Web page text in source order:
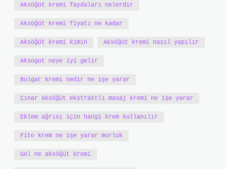
Aksöğüt kremi faydaları nelerdir
Aksöğüt kremi fiyatı ne kadar
Aksöğüt kremi kimin Aksöğüt kremi nasıl yapılır
Aksogut neye iyi gelir
Bulgar kremi nedir ne işe yarar
Çınar aksöğüt ekstraktlı masaj kremi ne işe yarar
Eklem ağrısı için hangi krem kullanılır
Fito krem ne işe yarar morluk
Gel ne aksöğüt kremi